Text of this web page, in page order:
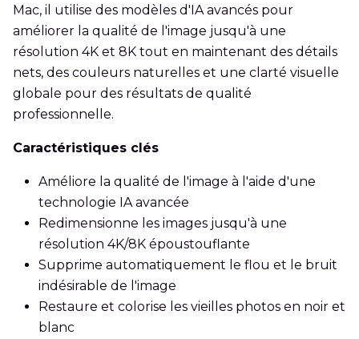
Mac, il utilise des modèles d'IA avancés pour
améliorer la qualité de l'image jusqu'à une
résolution 4K et 8K tout en maintenant des détails
nets, des couleurs naturelles et une clarté visuelle
globale pour des résultats de qualité
professionnelle.
Caractéristiques clés
Améliore la qualité de l'image à l'aide d'une
technologie IA avancée
Redimensionne les images jusqu'à une
résolution 4K/8K époustouflante
Supprime automatiquement le flou et le bruit
indésirable de l'image
Restaure et colorise les vieilles photos en noir et
blanc